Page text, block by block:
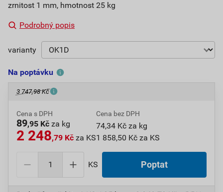
zrnitost 1 mm, hmotnost 25 kg
Podrobný popis
varianty
Na poptávku
3 747,98 Kč
Cena s DPH
89,95 Kč za kg
2 248,79 Kč za KS
Cena bez DPH
74,34 Kč za kg
1 858,50 Kč za KS
KS Poptat